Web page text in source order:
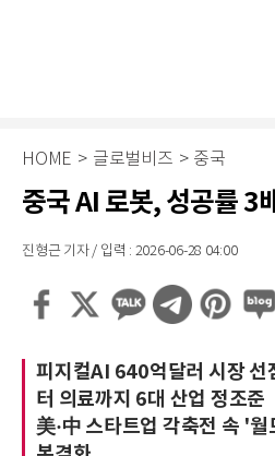
HOME > 글로벌비즈 > 중국
중국 AI 로봇, 성공률 3
진형근 기자 / 입력 : 2026-06-28 04:00
피지컬AI 640억달러 시장
터 의료까지 6대 산업 정조준
美·中 스타트업 각축전 속 '